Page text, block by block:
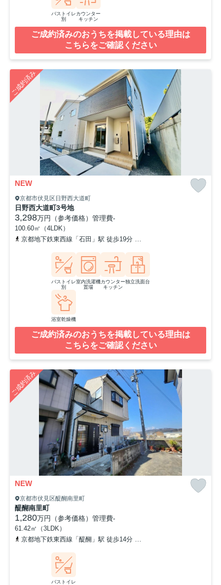
バストイレ
別
カウンター
キッチン
ご成約済みのおうちを掲載している理由は
こちらをご確認ください
ご成約済み
NEW
京都市伏見区日野西大道町
日野西大道町3号地
3,298万円（参考価格） 管理費-
100.60㎡（4LDK）
京都地下鉄東西線「石田」駅 徒歩19分
バストイレ
別
室内洗濯機
置場
カウンター
キッチン
独立洗面台
浴室乾燥機
ご成約済みのおうちを掲載している理由は
こちらをご確認ください
ご成約済み
NEW
京都市伏見区醍醐南里町
醍醐南里町
1,280万円（参考価格） 管理費-
61.42㎡（3LDK）
京都地下鉄東西線「醍醐」駅 徒歩14分
バストイレ